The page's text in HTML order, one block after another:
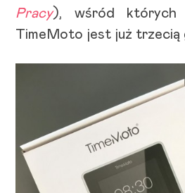
Pracy), wśród których
TimeMoto jest już trzecią